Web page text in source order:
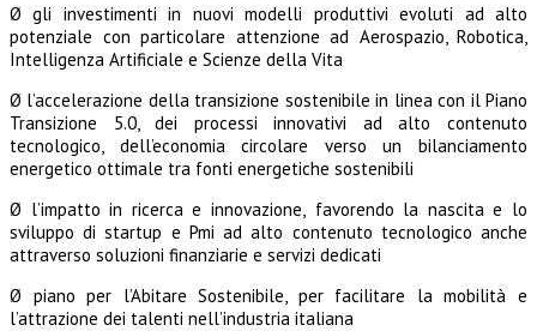
Ø gli investimenti in nuovi modelli produttivi evoluti ad alto
potenziale con particolare attenzione ad Aerospazio, Robotica,
Intelligenza Artificiale e Scienze della Vita
Ø l’accelerazione della transizione sostenibile in linea con il Piano
Transizione 5.0, dei processi innovativi ad alto contenuto
tecnologico, dell’economia circolare verso un bilanciamento
energetico ottimale tra fonti energetiche sostenibili
Ø l’impatto in ricerca e innovazione, favorendo la nascita e lo
sviluppo di startup e Pmi ad alto contenuto tecnologico anche
attraverso soluzioni finanziarie e servizi dedicati
Ø piano per l’Abitare Sostenibile, per facilitare la mobilità e
l’attrazione dei talenti nell’industria italiana